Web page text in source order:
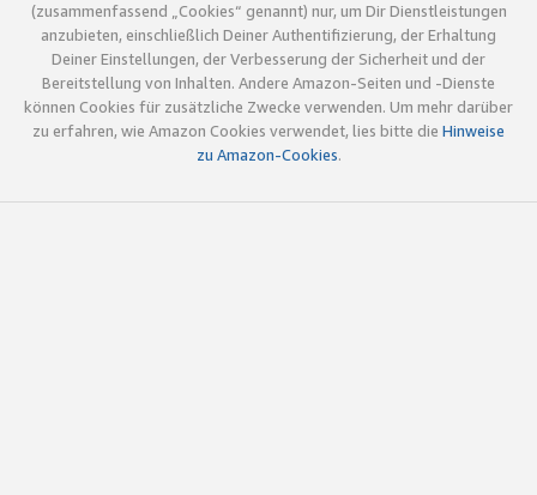
(zusammenfassend „Cookies“ genannt) nur, um Dir Dienstleistungen
anzubieten, einschließlich Deiner Authentifizierung, der Erhaltung
Deiner Einstellungen, der Verbesserung der Sicherheit und der
Bereitstellung von Inhalten. Andere Amazon-Seiten und -Dienste
können Cookies für zusätzliche Zwecke verwenden. Um mehr darüber
zu erfahren, wie Amazon Cookies verwendet, lies bitte die Hinweise
zu Amazon-Cookies.